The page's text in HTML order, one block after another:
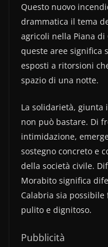
Questo nuovo
drammatica il tema
agricoli nella Piana di
queste aree significa
esposti a ritorsioni
spazio di una notte.
La solidarietà, giunta
non può bastare. Di
intimidazione,
sostegno concreto e
della società civile.
Morabito significa
Calabria sia
pulito e dignitoso.
Pubblicità